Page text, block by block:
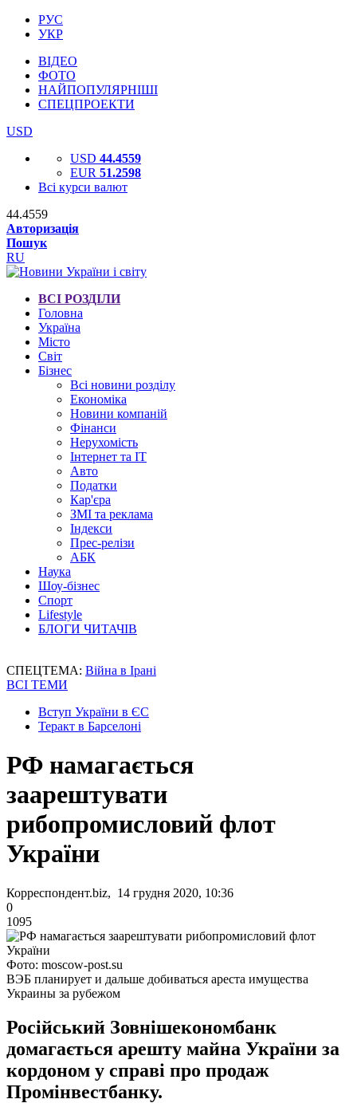
РУС
УКР
ВІДЕО
ФОТО
НАЙПОПУЛЯРНІШІ
СПЕЦПРОЕКТИ
USD
USD 44.4559
EUR 51.2598
Всі курси валют
44.4559
Авторизація
Пошук
RU
ВСІ РОЗДІЛИ
Головна
Україна
Місто
Світ
Бізнес
Всі новини розділу
Економіка
Новини компаній
Фінанси
Нерухомість
Інтернет та IT
Авто
Податки
Кар'єра
ЗМІ та реклама
Індекси
Прес-релізи
АБК
Наука
Шоу-бізнес
Спорт
Lifestyle
БЛОГИ ЧИТАЧІВ
СПЕЦТЕМА: Війна в Ірані
ВСІ ТЕМИ
Вступ України в ЄС
Теракт в Барселоні
РФ намагається
заарештувати
рибопромисловий флот
України
Корреспондент.biz, 14 грудня 2020, 10:36
0
1095
Фото: moscow-post.su
ВЭБ планирует и дальше добиваться ареста имущества
Украины за рубежом
Російський Зовнішекономбанк
домагається арешту майна України за
кордоном у справі про продаж
Промінвестбанку.